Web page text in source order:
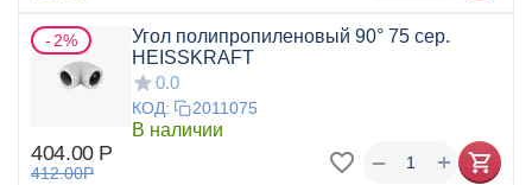
2%
Угол полипропиленовый 90° 75 сер.
HEISSKRAFT
0.0
КОД: 2011075
В наличии
404.00 Р
412.00Р +
−